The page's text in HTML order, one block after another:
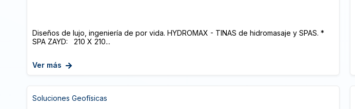
Diseños de lujo, ingeniería de por vida. HYDROMAX - TINAS de hidromasaje y SPAS. *
SPA ZAYD: 210 X 210...
Ver más
Soluciones Geofísicas